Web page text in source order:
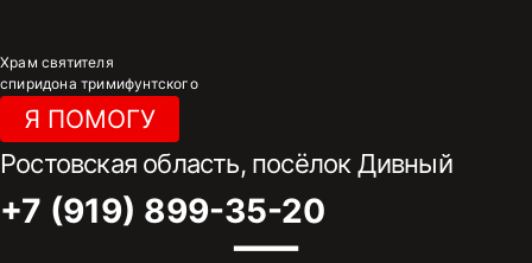
содержимому
Храм святителя
спиридона тримифунтского
Я ПОМОГУ
Ростовская область, посёлок Дивный
+7 (919) 899-35-20